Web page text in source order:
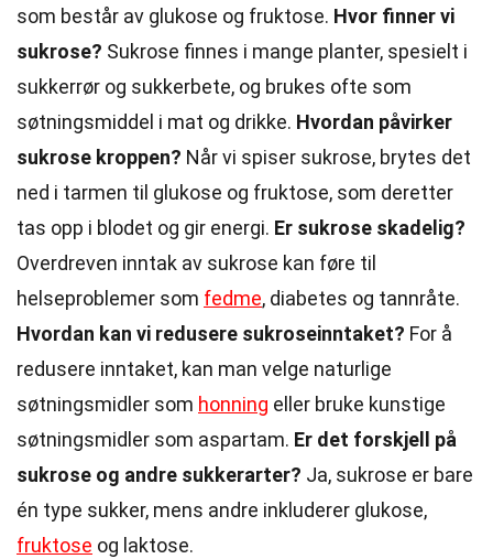
som består av glukose og fruktose. Hvor finner vi
sukrose? Sukrose finnes i mange planter, spesielt i
sukkerrør og sukkerbete, og brukes ofte som
søtningsmiddel i mat og drikke. Hvordan påvirker
sukrose kroppen? Når vi spiser sukrose, brytes det
ned i tarmen til glukose og fruktose, som deretter
tas opp i blodet og gir energi. Er sukrose skadelig?
Overdreven inntak av sukrose kan føre til
helseproblemer som fedme, diabetes og tannråte.
Hvordan kan vi redusere sukroseinntaket? For å
redusere inntaket, kan man velge naturlige
søtningsmidler som honning eller bruke kunstige
søtningsmidler som aspartam. Er det forskjell på
sukrose og andre sukkerarter? Ja, sukrose er bare
én type sukker, mens andre inkluderer glukose,
fruktose og laktose.